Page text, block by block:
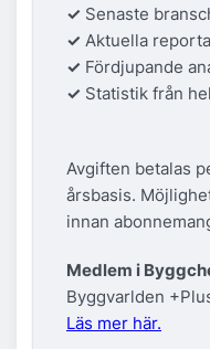
✓ Senaste
✓ Aktuella
✓ Fördjupande
✓ Statistik från
Avgiften betalas
årsbasis.
innan
Medlem i
Byggvarlden
Läs mer här.